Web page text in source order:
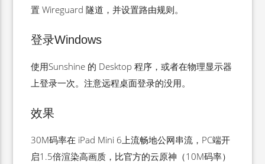
置 Wireguard 隧道，并设置路由规则。
登录Windows
使用Sunshine 的 Desktop 程序，或者在物理显示器
上登录一次。注意远程桌面登录的没用。
效果
30M码率在 iPad Mini 6上流畅地公网串流，PC端开
启1.5倍渲染高画质，比官方的云原神（10M码率）